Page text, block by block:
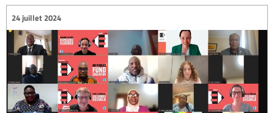
24 juillet 2024